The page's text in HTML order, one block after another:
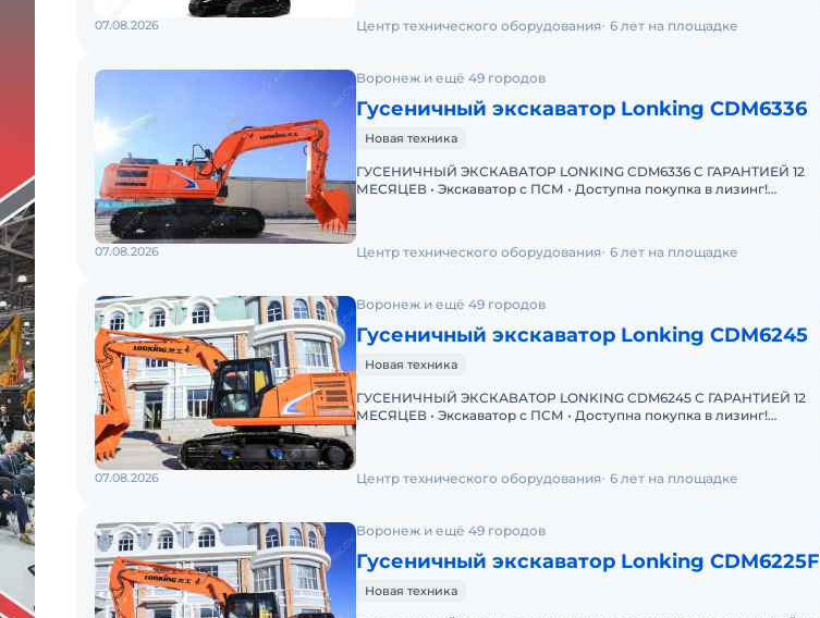
07.08.2026 Центр технического оборудования 6 лет на площадке
Воронеж и ещё 49 городов
Гусеничный экскаватор Lonking CDM6336
Новая техника
ГУСЕНИЧНЫЙ ЭКСКАВАТОР LONKING CDM6336 С ГАРАНТИЕЙ 12
МЕСЯЦЕВ • Экскаватор с ПСМ • Доступна покупка в лизинг!
07.08.2026 Центр технического оборудования 6 лет на площадке
Воронеж и ещё 49 городов
Гусеничный экскаватор Lonking CDM6245
Новая техника
ГУСЕНИЧНЫЙ ЭКСКАВАТОР LONKING CDM6245 С ГАРАНТИЕЙ 12
МЕСЯЦЕВ • Экскаватор с ПСМ • Доступна покупка в лизинг!
07.08.2026 Центр технического оборудования 6 лет на площадке
Воронеж и ещё 49 городов
Гусеничный экскаватор Lonking CDM6225F
Новая техника